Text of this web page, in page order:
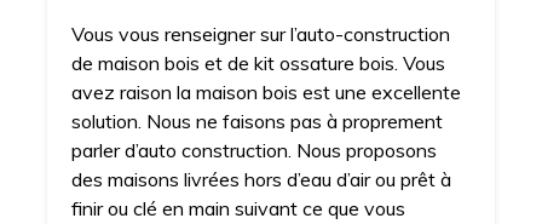
Vous vous renseigner sur l’auto-construction
de maison bois et de kit ossature bois. Vous
avez raison la maison bois est une excellente
solution. Nous ne faisons pas à proprement
parler d’auto construction. Nous proposons
des maisons livrées hors d’eau d’air ou prêt à
finir ou clé en main suivant ce que vous